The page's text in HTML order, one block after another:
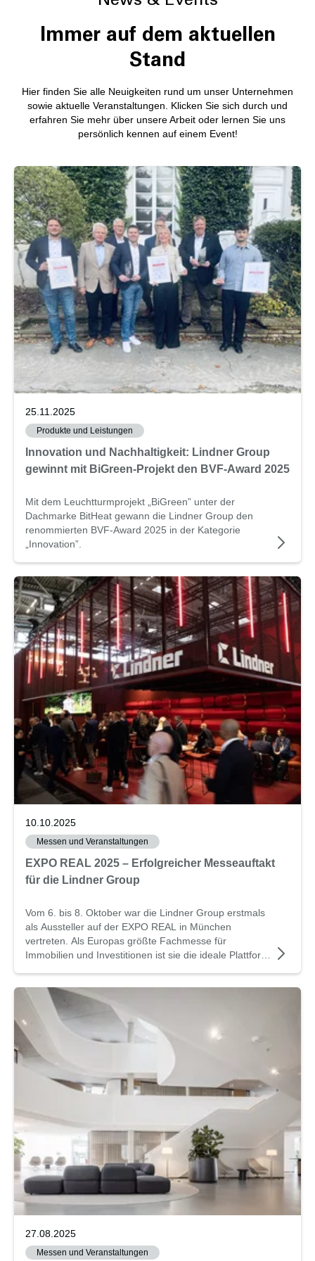
Immer auf dem aktuellen
Stand
Hier finden Sie alle Neuigkeiten rund um unser Unternehmen
sowie aktuelle Veranstaltungen. Klicken Sie sich durch und
erfahren Sie mehr über unsere Arbeit oder lernen Sie uns
persönlich kennen auf einem Event!
25.11.2025
Produkte und Leistungen
Innovation und Nachhaltigkeit: Lindner Group
gewinnt mit BiGreen-Projekt den BVF-Award 2025
Mit dem Leuchtturmprojekt „BiGreen” unter der
Dachmarke BitHeat gewann die Lindner Group den
renommierten BVF-Award 2025 in der Kategorie
„Innovation”.
10.10.2025
Messen und Veranstaltungen
EXPO REAL 2025 – Erfolgreicher Messeauftakt
für die Lindner Group
Vom 6. bis 8. Oktober war die Lindner Group erstmals
als Aussteller auf der EXPO REAL in München
vertreten. Als Europas größte Fachmesse für
Immobilien und Investitionen ist sie die ideale Plattform,
27.08.2025
Messen und Veranstaltungen